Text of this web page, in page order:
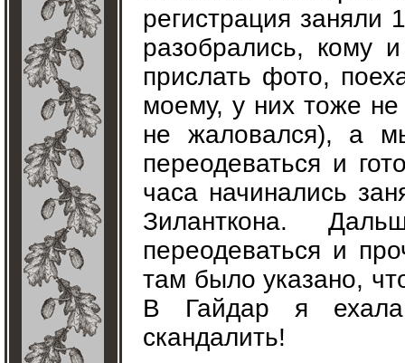
регистрация заняли
разобрались, кому
прислать фото,
моему, у них тоже
не жаловался), а
переодеваться и
часа начинались
Зиланткона.
переодеваться и
там было указано,
В Гайдар я
скандалить!